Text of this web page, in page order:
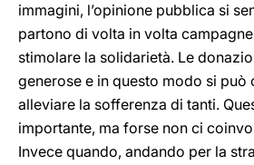
immagini, l’opinione pubblica si
partono di volta in volta
stimolare la solidarietà. Le
generose e in questo modo si può
alleviare la sofferenza di tanti.
importante, ma forse non ci
Invece quando, andando per la